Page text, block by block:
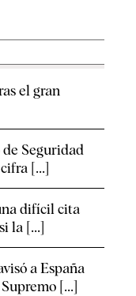
el gran
de Seguridad
[...]
difícil cita
la [...]
a España
[...]